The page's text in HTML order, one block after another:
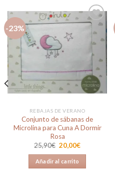
-23%
Añadir
a la
lista de
REBAJAS DE VERANO
Conjunto de sábanas de
Microlina para Cuna A Dormir
Rosa
25,90€ El
precio
original
era:
25,90€.
20,00€El
20,00€.
Añadir al carrito